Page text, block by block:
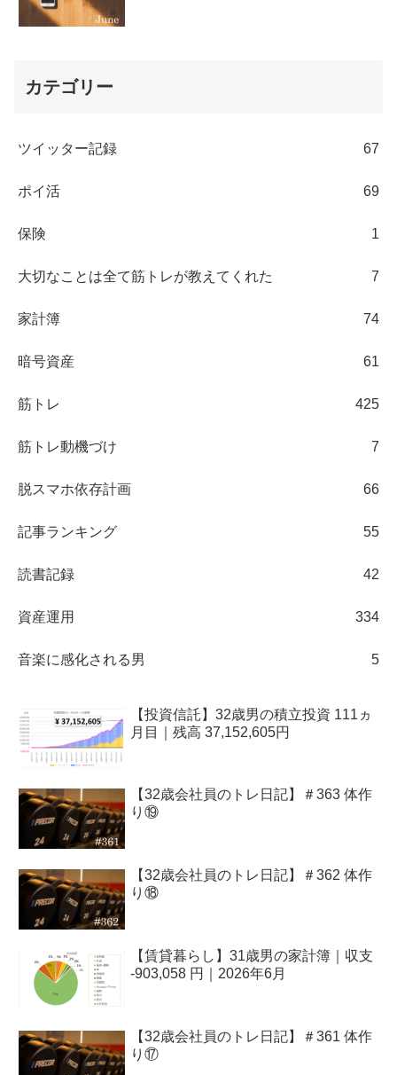
カテゴリー
ツイッター記録 67
ポイ活 69
保険 1
大切なことは全て筋トレが教えてくれた 7
家計簿 74
暗号資産 61
筋トレ 425
筋トレ動機づけ 7
脱スマホ依存計画 66
記事ランキング 55
読書記録 42
資産運用 334
音楽に感化される男 5
【投資信託】32歳男の積立投資 111ヵ
月目｜残高 37,152,605円
【32歳会社員のトレ日記】＃363 体作
り⑲
【32歳会社員のトレ日記】＃362 体作
り⑱
【賃貸暮らし】31歳男の家計簿｜収支
-903,058 円｜2026年6月
【32歳会社員のトレ日記】＃361 体作
り⑰